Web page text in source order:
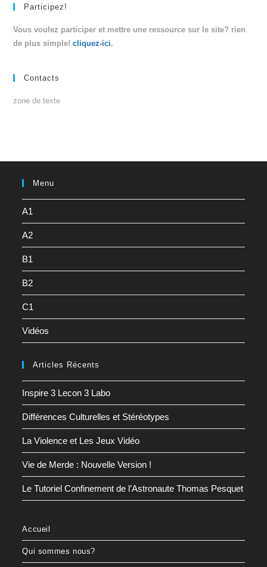
Participez!
Vous voulez participer et mettre une ressource sur le site? rien
de plus simple!cliquez-ici.
Contacts
zone de texte
Menu
A1
A2
B1
B2
C1
Vidéos
Articles Récents
Inspire 3 Lecon 3 Labo
Différences Culturelles et Stéréotypes
La Violence et Les Jeux Vidéo
Vie de Merde : Nouvelle Version !
Le Tutoriel Confinement de l’Astronaute Thomas Pesquet
Accueil
Qui sommes nous?